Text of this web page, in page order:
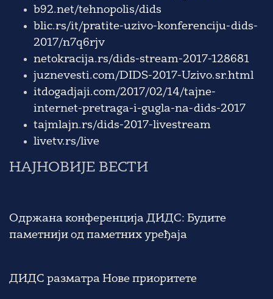
b92.net/tehnopolis/dids
blic.rs/it/pratite-uzivo-konferenciju-dids-
2017/n7q6rjv
netokracija.rs/dids-stream-2017-128681
juznevesti.com/DIDS-2017-Uzivo.sr.html
itdogadjaji.com/2017/02/14/tajne-
internet-pretraga-i-gugla-na-dids-2017
tajmlajn.rs/dids-2017-livestream
livetv.rs/live
НАЈНОВИЈЕ ВЕСТИ
Одржана конференција ДИДС: Будите
паметнији од паметних уређаја
ДИДС разматра Нове приоритете